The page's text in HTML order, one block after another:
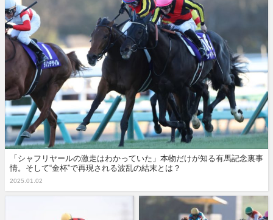
「シャフリヤールの激走はわかっていた」本物だけが知る有馬記念裏事
情。そして“金杯”で再現される波乱の結末とは？
2025.01.02